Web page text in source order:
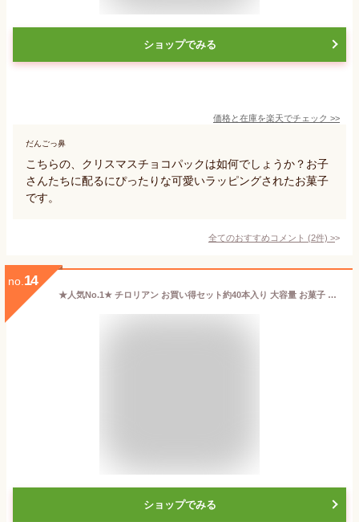
ショップでみる
価格と在庫を楽天でチェック >>
だんごっ鼻
こちらの、クリスマスチョコパックは如何でしょうか？お子
さんたちに配るにぴったりな可愛いラッピングされたお菓子
です。
全てのおすすめコメント (2件) >
no. 14
★人気No.1★ チロリアン お買い得セット約40本入り 大容量 お菓子 個包装 小分け 常温 クッキー スイーツ ギフト ばらまき お祝い お礼 職場 お土産 手土産 差し入れ 退職 引越し 焼き菓子 お取り寄せ 福岡 有名 大人気 千鳥屋 ヨックモック
ショップでみる